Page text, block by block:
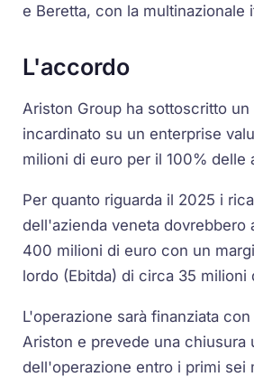
e Beretta, con la multinazionale
L'accordo
Ariston Group ha sottoscritto
incardinato su un enterprise
milioni di euro per il 100% delle
Per quanto riguarda il 2025 i
dell'azienda veneta dovrebbero
400 milioni di euro con un
lordo (Ebitda) di circa 35 milioni
L'operazione sarà finanziata
Ariston e prevede una chiusura
dell'operazione entro i primi sei